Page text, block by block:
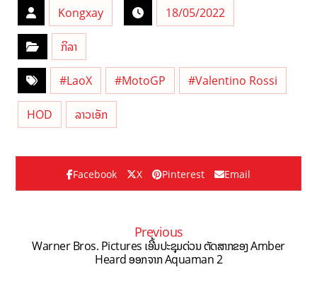
Kongxay 18/05/2022
ກິລາ
#LaoX #MotoGP #Valentino Rossi
HOD ລາວເອັກ
Facebook X Pinterest Email
Previous
Warner Bros. Pictures ເອີ້ນປະຊຸມດ່ວນ ຕັດສາກຂອງ Amber
Heard ອອກຈາກ Aquaman 2